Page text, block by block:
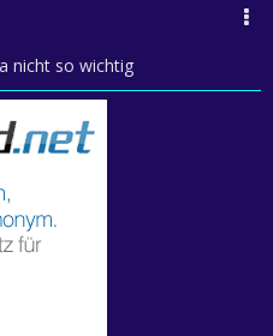
nicht so wichtig